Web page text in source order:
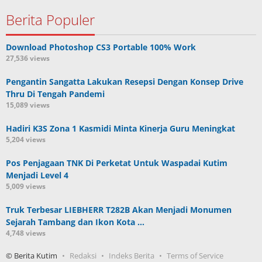
Berita Populer
Download Photoshop CS3 Portable 100% Work
27,536 views
Pengantin Sangatta Lakukan Resepsi Dengan Konsep Drive
Thru Di Tengah Pandemi
15,089 views
Hadiri K3S Zona 1 Kasmidi Minta Kinerja Guru Meningkat
5,204 views
Pos Penjagaan TNK Di Perketat Untuk Waspadai Kutim
Menjadi Level 4
5,009 views
Truk Terbesar LIEBHERR T282B Akan Menjadi Monumen
Sejarah Tambang dan Ikon Kota …
4,748 views
© Berita Kutim Redaksi Indeks Berita Terms of Service